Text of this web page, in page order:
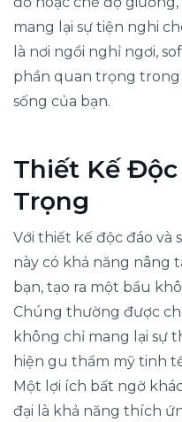
mang lại sự tiện nghi
là nơi ngồi nghỉ ngơi,
phần quan trọng trong
sống của bạn.
Thiết Kế Độc
Trọng
Với thiết kế độc đáo và
này có khả năng nâng
bạn, tạo ra một bầu
Chúng thường được
không chỉ mang lại sự
hiện gu thẩm mỹ tinh
Một lợi ích bất ngờ
đại là khả năng thích